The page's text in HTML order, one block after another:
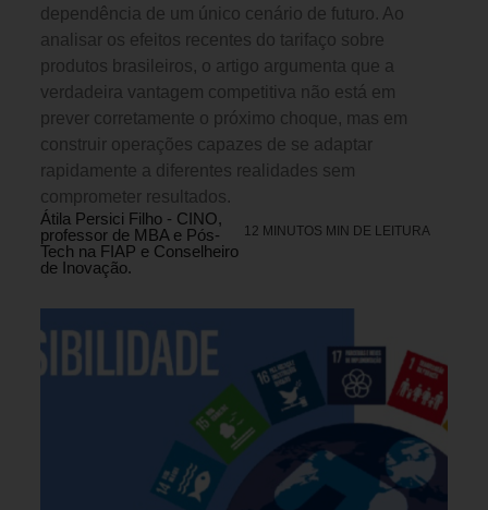
dependência de um único cenário de futuro. Ao
analisar os efeitos recentes do tarifaço sobre
produtos brasileiros, o artigo argumenta que a
verdadeira vantagem competitiva não está em
prever corretamente o próximo choque, mas em
construir operações capazes de se adaptar
rapidamente a diferentes realidades sem
comprometer resultados.
Átila Persici Filho - CINO,
professor de MBA e Pós-
Tech na FIAP e Conselheiro
de Inovação.
12 MINUTOS MIN DE LEITURA